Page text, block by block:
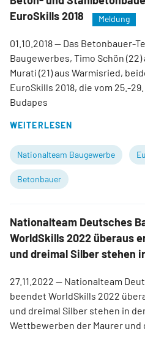
EuroSkills 2018
Meldung
01.10.2018— Das Betonbauer-
Baugewerbes, Timo Schön
Murati (21) aus Warmisried,
EuroSkills 2018, die vom 25.-
Budapes
WEITERLESEN
Nationalteam Baugewerbe
Betonbauer
Nationalteam Deutsches
WorldSkills 2022 überaus
und dreimal Silber stehen
27.11.2022 — Nationalteam
beendet WorldSkills 2022
und dreimal Silber stehen in
Wettbewerben der Maurer und